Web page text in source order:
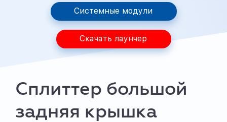
Системные модули
Скачать лаунчер
Сплиттер большой
задняя крышка